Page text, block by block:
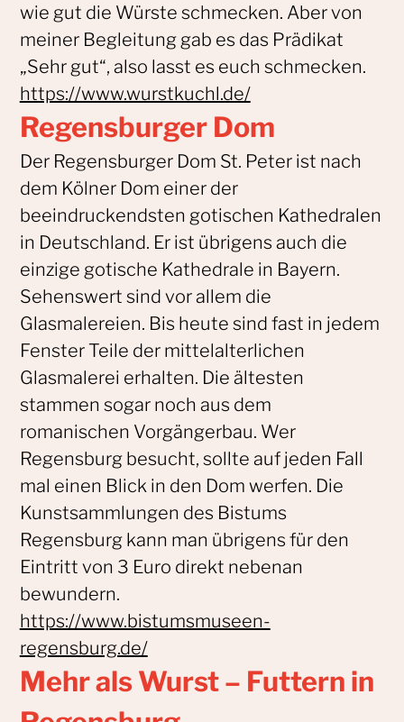
wie gut die Würste schmecken. Aber von
meiner Begleitung gab es das Prädikat
„Sehr gut“, also lasst es euch schmecken.
https://www.wurstkuchl.de/
Regensburger Dom
Der Regensburger Dom St. Peter ist nach
dem Kölner Dom einer der
beeindruckendsten gotischen Kathedralen
in Deutschland. Er ist übrigens auch die
einzige gotische Kathedrale in Bayern.
Sehenswert sind vor allem die
Glasmalereien. Bis heute sind fast in jedem
Fenster Teile der mittelalterlichen
Glasmalerei erhalten. Die ältesten
stammen sogar noch aus dem
romanischen Vorgängerbau. Wer
Regensburg besucht, sollte auf jeden Fall
mal einen Blick in den Dom werfen. Die
Kunstsammlungen des Bistums
Regensburg kann man übrigens für den
Eintritt von 3 Euro direkt nebenan
bewundern.
https://www.bistumsmuseen-
regensburg.de/
Mehr als Wurst – Futtern in